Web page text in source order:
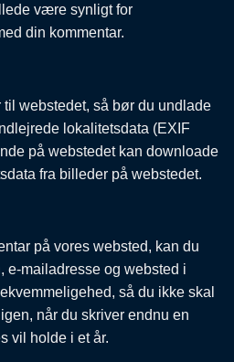
være synligt for
din kommentar.
webstedet, så bør du undlade
lokalitetsdata (EXIF
på webstedet kan downloade
fra billeder på webstedet.
på vores websted, kan du
e-mailadresse og websted i
så du ikke skal
når du skriver endnu en
vil holde i et år.